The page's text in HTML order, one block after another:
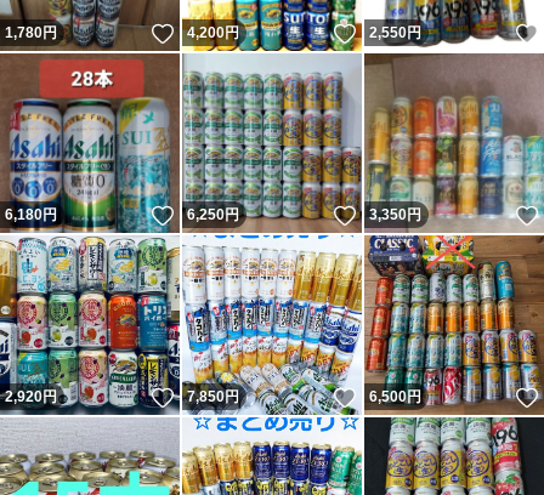
1,780円 いいね！
4,200円 いいね！
2,550円
6,180円 いいね！
6,250円 いいね！
3,350円
2,920円 いいね！
7,850円 いいね！
6,500円